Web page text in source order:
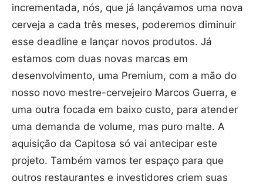
incrementada, nós, que já lançávamos uma nova
cerveja a cada três meses, poderemos diminuir
esse deadline e lançar novos produtos. Já
estamos com duas novas marcas em
desenvolvimento, uma Premium, com a mão do
nosso novo mestre-cervejeiro Marcos Guerra, e
uma outra focada em baixo custo, para atender
uma demanda de volume, mas puro malte. A
aquisição da Capitosa só vai antecipar este
projeto. Também vamos ter espaço para que
outros restaurantes e investidores criem suas